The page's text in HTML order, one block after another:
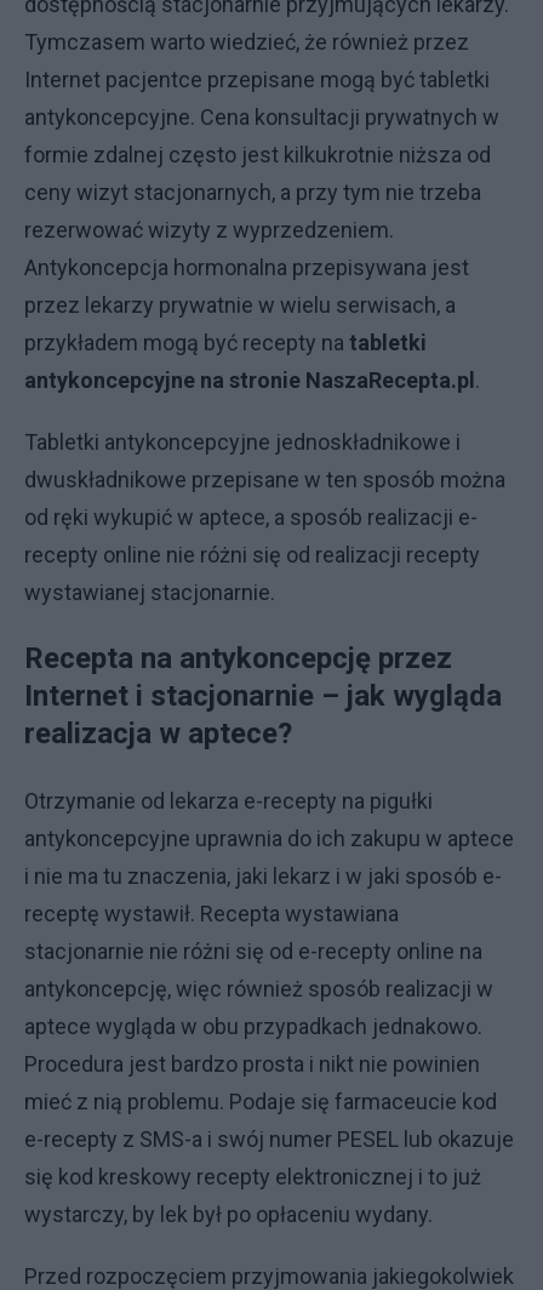
Tymczasem warto wiedzieć, że również przez
Internet pacjentce przepisane mogą być tabletki
antykoncepcyjne. Cena konsultacji prywatnych w
formie zdalnej często jest kilkukrotnie niższa od
ceny wizyt stacjonarnych, a przy tym nie trzeba
rezerwować wizyty z wyprzedzeniem.
Antykoncepcja hormonalna przepisywana jest
przez lekarzy prywatnie w wielu serwisach, a
przykładem mogą być recepty na tabletki
antykoncepcyjne na stronie NaszaRecepta.pl .
Tabletki antykoncepcyjne jednoskładnikowe i
dwuskładnikowe przepisane w ten sposób można
od ręki wykupić w aptece, a sposób realizacji e-
recepty online nie różni się od realizacji recepty
wystawianej stacjonarnie.
Recepta na antykoncepcję przez
Internet i stacjonarnie – jak wygląda
realizacja w aptece?
Otrzymanie od lekarza e-recepty na pigułki
antykoncepcyjne uprawnia do ich zakupu w aptece
i nie ma tu znaczenia, jaki lekarz i w jaki sposób e-
receptę wystawił. Recepta wystawiana
stacjonarnie nie różni się od e-recepty online na
antykoncepcję, więc również sposób realizacji w
aptece wygląda w obu przypadkach jednakowo.
Procedura jest bardzo prosta i nikt nie powinien
mieć z nią problemu. Podaje się farmaceucie kod
e-recepty z SMS-a i swój numer PESEL lub okazuje
się kod kreskowy recepty elektronicznej i to już
wystarczy, by lek był po opłaceniu wydany.
Przed rozpoczęciem przyjmowania jakiegokolwiek